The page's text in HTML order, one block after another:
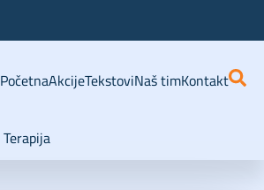
PočetnaAkcijeTekstoviNaš timKontakt
Terapija